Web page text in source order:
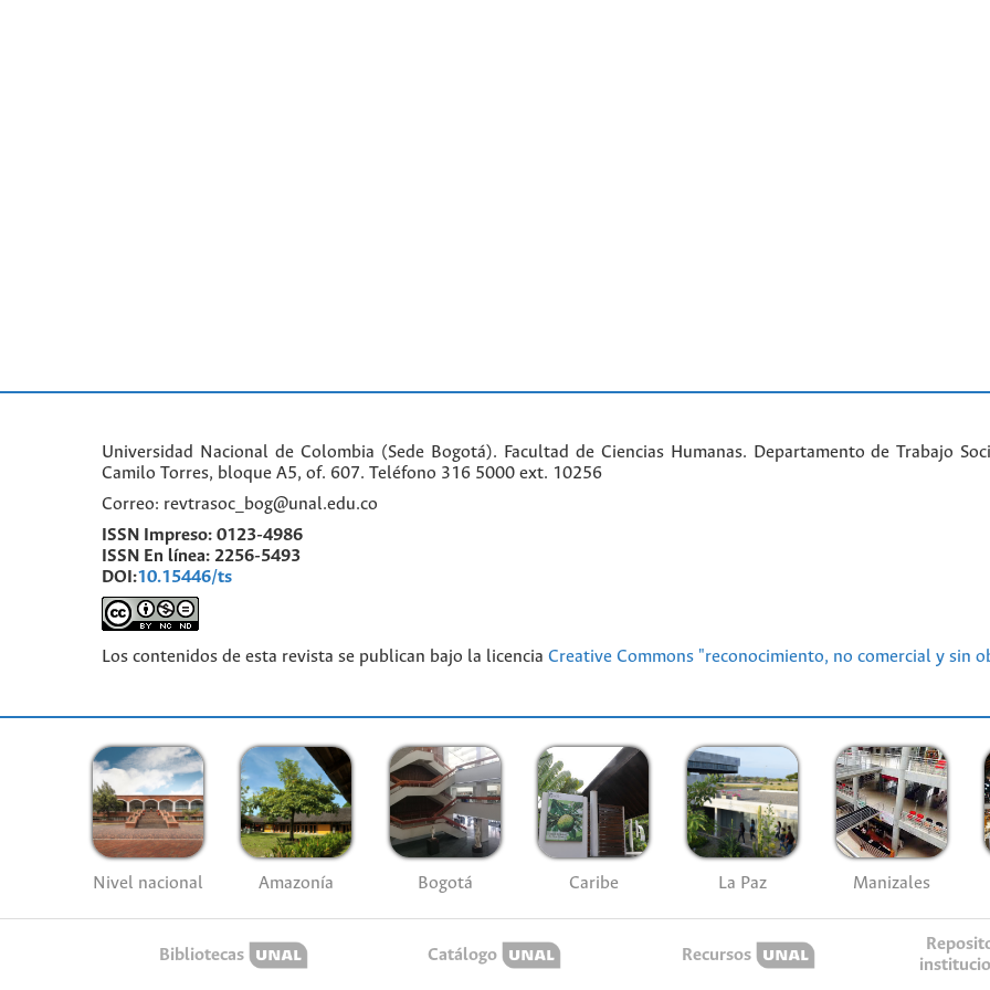
Universidad Nacional de Colombia (Sede Bogotá). Facultad de Ciencias Humanas. Departamento de Trabajo
Camilo Torres, bloque A5, of. 607. Teléfono 316 5000 ext. 10256
Correo: revtrasoc_bog@unal.edu.co
ISSN Impreso: 0123-4986
ISSN En línea: 2256-5493
DOI:10.15446/ts
Los contenidos de esta revista se publican bajo la licencia Creative Commons "reconocimiento, no comercial y sin
Nivel nacional Amazonía Bogotá Caribe La Paz Manizales
Bibliotecas Catálogo Recursos